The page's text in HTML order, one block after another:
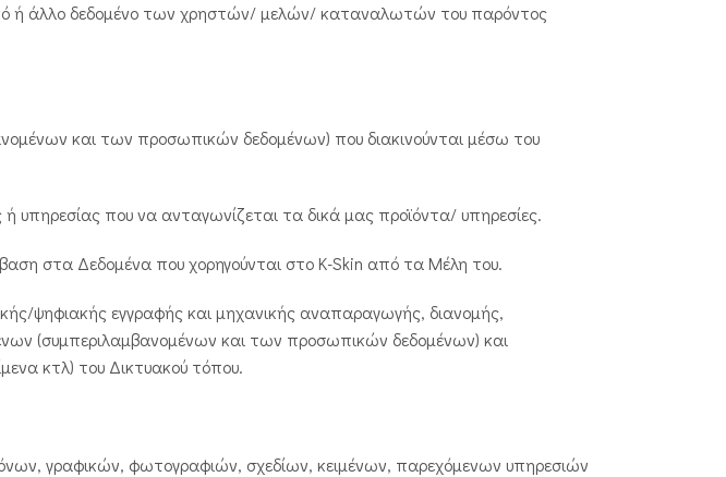
άλλο δεδομένο των χρηστών/ μελών/ καταναλωτών του παρόντος
και των προσωπικών δεδομένων) που διακινούνται μέσω του
που να ανταγωνίζεται τα δικά μας προϊόντα/ υπηρεσίες.
στα Δεδομένα που χορηγούνται στο K-Skin από τα Μέλη του.
ψηφιακής εγγραφής και μηχανικής αναπαραγωγής, διανομής,
(συμπεριλαμβανομένων και των προσωπικών δεδομένων) και
κτλ) του Δικτυακού τόπου.
γραφικών, φωτογραφιών, σχεδίων, κειμένων, παρεχόμενων υπηρεσιών